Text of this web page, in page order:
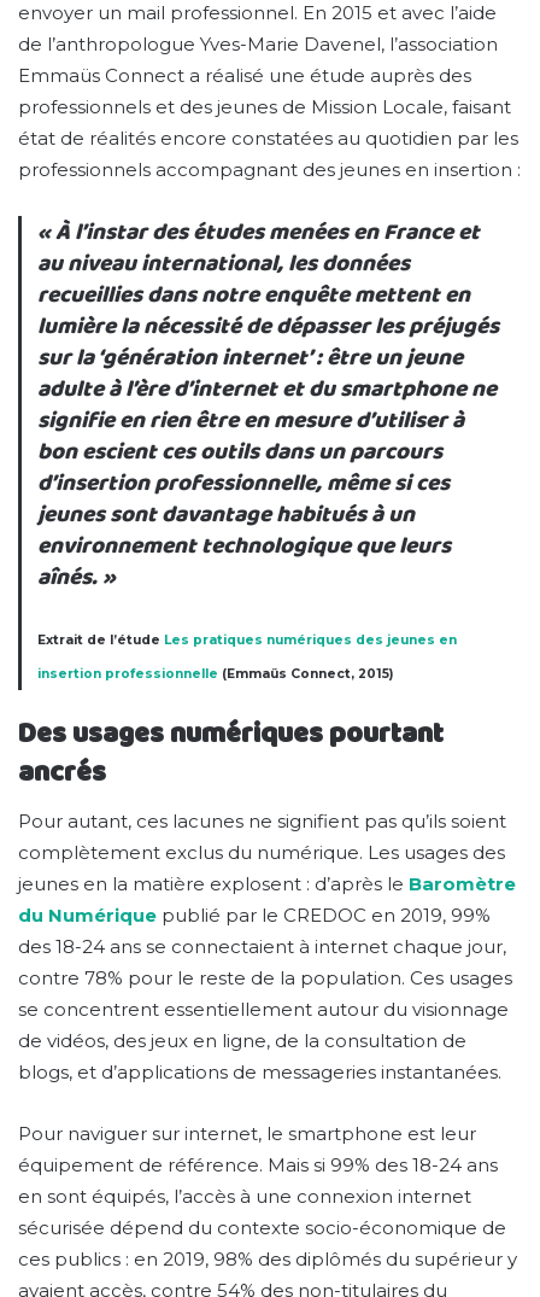
envoyer un mail professionnel. En 2015 et avec l’aide
de l’anthropologue Yves-Marie Davenel, l’association
Emmaüs Connect a réalisé une étude auprès des
professionnels et des jeunes de Mission Locale, faisant
état de réalités encore constatées au quotidien par les
professionnels accompagnant des jeunes en insertion :
« À l’instar des études menées en France et
au niveau international, les données
recueillies dans notre enquête mettent en
lumière la nécessité de dépasser les préjugés
sur la ‘génération internet’ : être un jeune
adulte à l’ère d’internet et du smartphone ne
signifie en rien être en mesure d’utiliser à
bon escient ces outils dans un parcours
d’insertion professionnelle, même si ces
jeunes sont davantage habitués à un
environnement technologique que leurs
aînés. »
Extrait de l’étude Les pratiques numériques des jeunes en
insertion professionnelle (Emmaüs Connect, 2015)
Des usages numériques pourtant
ancrés
Pour autant, ces lacunes ne signifient pas qu’ils soient
complètement exclus du numérique. Les usages des
jeunes en la matière explosent : d’après le Baromètre
du Numérique publié par le CREDOC en 2019, 99%
des 18-24 ans se connectaient à internet chaque jour,
contre 78% pour le reste de la population. Ces usages
se concentrent essentiellement autour du visionnage
de vidéos, des jeux en ligne, de la consultation de
blogs, et d’applications de messageries instantanées.
Pour naviguer sur internet, le smartphone est leur
équipement de référence. Mais si 99% des 18-24 ans
en sont équipés, l’accès à une connexion internet
sécurisée dépend du contexte socio-économique de
ces publics : en 2019, 98% des diplômés du supérieur y
avaient accès, contre 54% des non-titulaires du